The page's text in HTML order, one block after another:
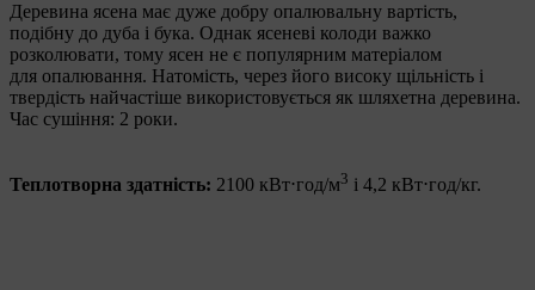
Деревина ясена має дуже добру опалювальну вартість,
подібну до дуба і бука. Однак ясеневі колоди важко
розколювати, тому ясен не є популярним матеріалом
для опалювання. Натомість, через його високу щільність і
твердість найчастіше використовується як шляхетна деревина.
Час сушіння: 2 роки.
Теплотворна здатність: 2100 кВт⋅год/м3 і 4,2 кВт⋅год/кг.